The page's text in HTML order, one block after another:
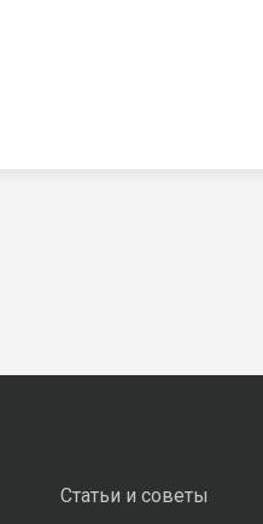
Статьи и советы